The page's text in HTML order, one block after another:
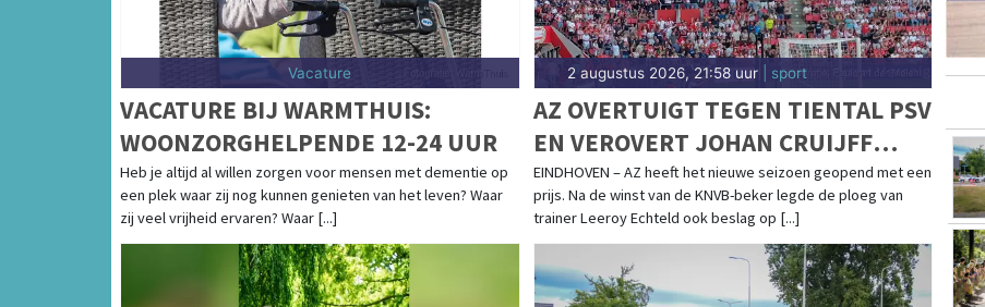
Vacature
VACATURE BIJ WARMTHUIS:
WOONZORGHELPENDE 12-24 UUR
Heb je altijd al willen zorgen voor mensen met dementie op
een plek waar zij nog kunnen genieten van het leven? Waar
zij veel vrijheid ervaren? Waar [...]
2 augustus 2026, 21:58 uur| sport
AZ OVERTUIGT TEGEN TIENTAL PSV
EN VEROVERT JOHAN CRUIJFF
SCHAAL
EINDHOVEN – AZ heeft het nieuwe seizoen geopend met een
prijs. Na de winst van de KNVB-beker legde de ploeg van
trainer Leeroy Echteld ook beslag op [...]